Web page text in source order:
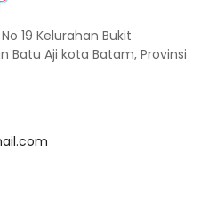
19 Kelurahan Bukit
Batu Aji kota Batam, Provinsi